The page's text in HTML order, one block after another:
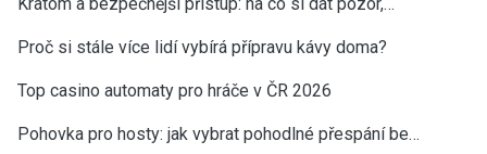
Proč si stále více lidí vybírá přípravu kávy doma?
Top casino automaty pro hráče v ČR 2026
Pohovka pro hosty: jak vybrat pohodlné přespání be…